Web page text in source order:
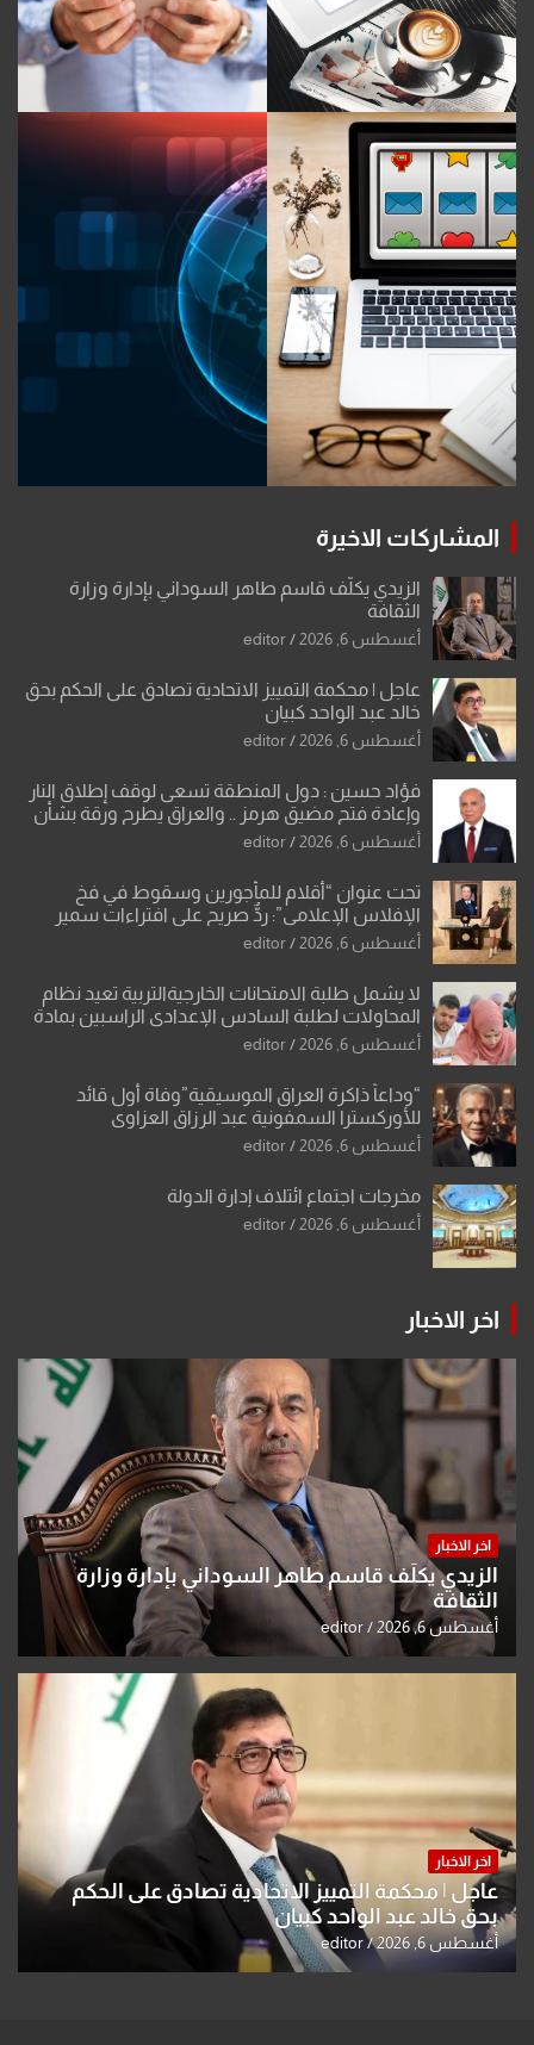
المشاركات الاخيرة
الزيدي يكلّف قاسم طاهر السوداني بإدارة وزارة
الثقافة
أغسطس 6, 2026 editor
عاجل | محكمة التمييز الاتحادية تصادق على الحكم بحق
خالد عبد الواحد كبيان
أغسطس 6, 2026 editor
فؤاد حسين : دول المنطقة تسعى لوقف إطلاق النار
وإعادة فتح مضيق هرمز .. والعراق يطرح ورقة بشأن
تحولات القدس
أغسطس 6, 2026 editor
تحت عنوان “أقلام للمأجورين وسقوط في فخ
الإفلاس الإعلامي”: ردٌّ صريح على افتراءات سمير
الشكرجي
أغسطس 6, 2026 editor
لا يشمل طلبة الامتحانات الخارجيةالتربية تعيد نظام
المحاولات لطلبة السادس الإعدادي الراسبين بمادة
أو مادتين
أغسطس 6, 2026 editor
“وداعاً ذاكرة العراق الموسيقية”وفاة أول قائد
للأوركسترا السمفونية عبد الرزاق العزاوي
أغسطس 6, 2026 editor
مخرجات اجتماع ائتلاف إدارة الدولة
أغسطس 6, 2026 editor
اخر الاخبار
اخر الاخبار
الزيدي يكلّف قاسم طاهر السوداني بإدارة وزارة
الثقافة
أغسطس 6, 2026 editor
اخر الاخبار
عاجل | محكمة التمييز الاتحادية تصادق على الحكم
بحق خالد عبد الواحد كبيان
أغسطس 6, 2026 editor